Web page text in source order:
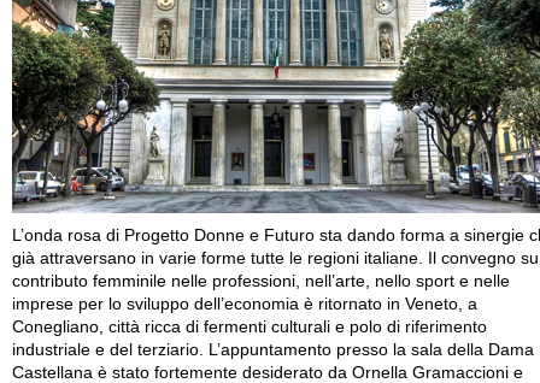
L’onda rosa di Progetto Donne e Futuro sta dando forma a sinergie
già attraversano in varie forme tutte le regioni italiane. Il convegno
contributo femminile nelle professioni, nell’arte, nello sport e nelle
imprese per lo sviluppo dell’economia è ritornato in Veneto, a
Conegliano, città ricca di fermenti culturali e polo di riferimento
industriale e del terziario. L’appuntamento presso la sala della Dama
Castellana è stato fortemente desiderato da Ornella Gramaccioni e